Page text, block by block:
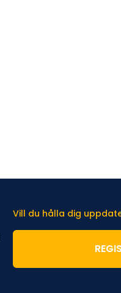
Vill du hålla dig